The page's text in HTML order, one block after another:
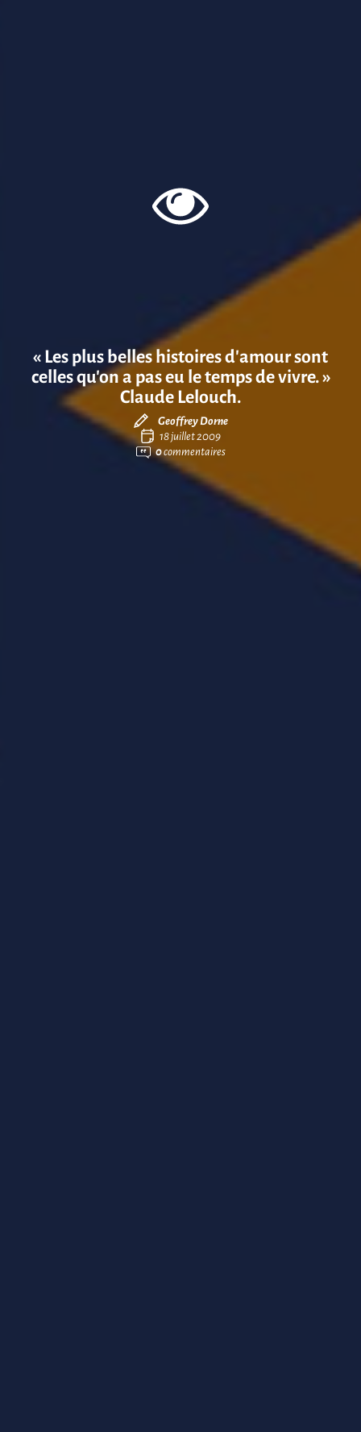
« Les plus belles histoires d’amour sont
celles qu’on a pas eu le temps de vivre. »
Claude Lelouch.
Geoffrey Dorne
18 juillet 2009
0commentaires